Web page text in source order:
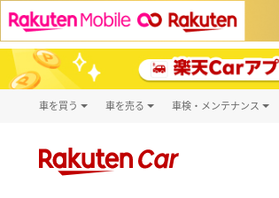
車を買う
新車
車を売る 車検・メンテナンス